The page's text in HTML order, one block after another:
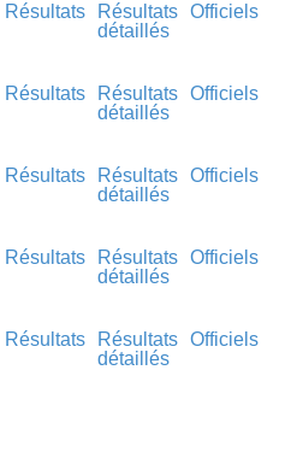
Résultats
Résultats
détaillés
Officiels
Résultats
Résultats
détaillés
Officiels
Résultats
Résultats
détaillés
Officiels
Résultats
Résultats
détaillés
Officiels
Résultats
Résultats
détaillés
Officiels